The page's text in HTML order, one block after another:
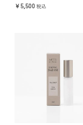
5,500 税込